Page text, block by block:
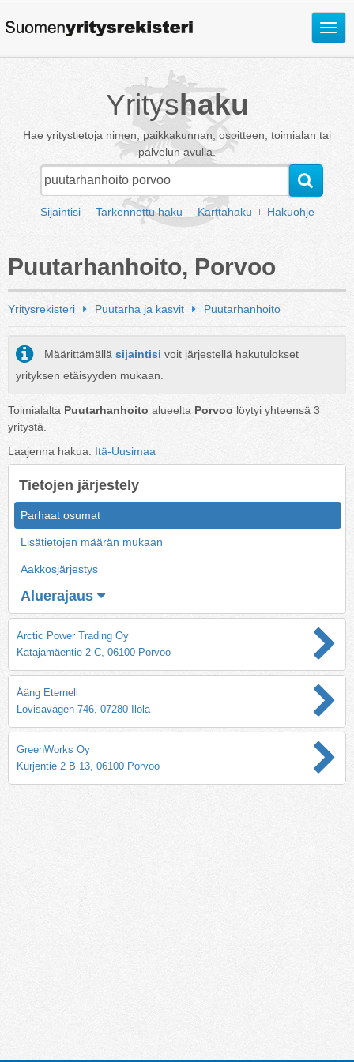
Avaa
Yrityshaku
Hae yritystietoja nimen, paikkakunnan, osoitteen, toimialan tai
palvelun avulla.
Sijaintisi Tarkennettu haku Karttahaku Hakuohje
Puutarhanhoito, Porvoo
Yritysrekisteri Puutarha ja kasvit Puutarhanhoito
Määrittämällä sijaintisi voit järjestellä hakutulokset
yrityksen etäisyyden mukaan.
Toimialalta Puutarhanhoito alueelta Porvoo löytyi yhteensä 3
yritystä.
Laajenna hakua: Itä-Uusimaa
Tietojen järjestely
Parhaat osumat
Lisätietojen määrän mukaan
Aakkosjärjestys
Aluerajaus
Arctic Power Trading Oy
Katajamäentie 2 C, 06100 Porvoo
Åäng Eternell
Lovisavägen 746, 07280 Ilola
GreenWorks Oy
Kurjentie 2 B 13, 06100 Porvoo